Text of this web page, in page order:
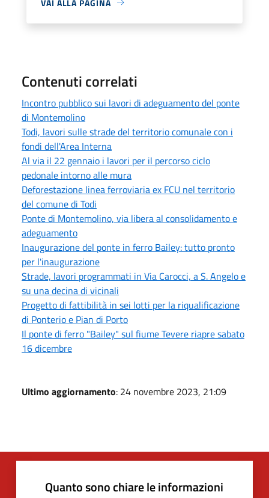
Contenuti correlati
Incontro pubblico sui lavori di adeguamento del ponte
di Montemolino
Todi, lavori sulle strade del territorio comunale con i
fondi dell'Area Interna
Al via il 22 gennaio i lavori per il percorso ciclo
pedonale intorno alle mura
Deforestazione linea ferroviaria ex FCU nel territorio
del comune di Todi
Ponte di Montemolino, via libera al consolidamento e
adeguamento
Inaugurazione del ponte in ferro Bailey: tutto pronto
per l'inaugurazione
Strade, lavori programmati in Via Carocci, a S. Angelo e
su una decina di vicinali
Progetto di fattibilità in sei lotti per la riqualificazione
di Ponterio e Pian di Porto
Il ponte di ferro "Bailey" sul fiume Tevere riapre sabato
16 dicembre
Ultimo aggiornamento: 24 novembre 2023, 21:09
Quanto sono chiare le informazioni